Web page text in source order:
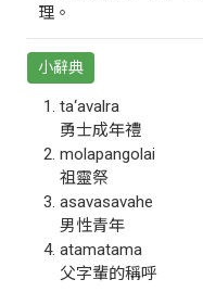
理。
小辭典
ta‘avalra
勇士成年禮
molapangolai
祖靈祭
asavasavahe
男性青年
atamatama
父字輩的稱呼